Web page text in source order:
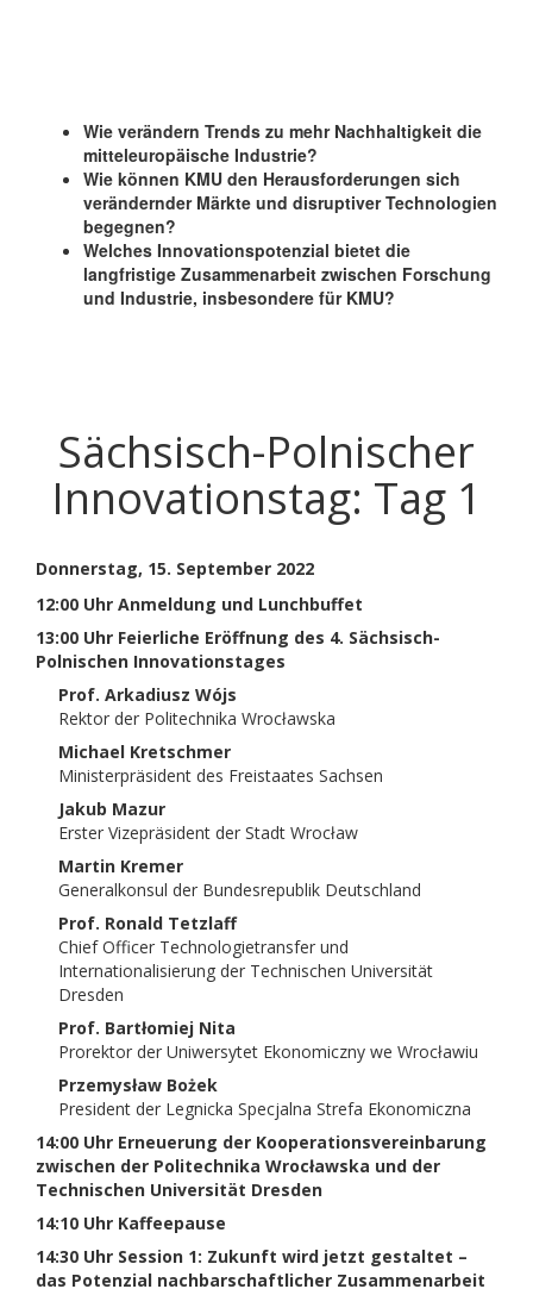
Wie verändern Trends zu mehr Nachhaltigkeit die
mitteleuropäische Industrie?
Wie können KMU den Herausforderungen sich
verändernder Märkte und disruptiver Technologien
begegnen?
Welches Innovationspotenzial bietet die
langfristige Zusammenarbeit zwischen Forschung
und Industrie, insbesondere für KMU?
Sächsisch-Polnischer
Innovationstag: Tag 1
Donnerstag, 15. September 2022
12:00 Uhr Anmeldung und Lunchbuffet
13:00 Uhr Feierliche Eröffnung des 4. Sächsisch-
Polnischen Innovationstages
Prof. Arkadiusz Wójs
Rektor der Politechnika Wrocławska
Michael Kretschmer
Ministerpräsident des Freistaates Sachsen
Jakub Mazur
Erster Vizepräsident der Stadt Wrocław
Martin Kremer
Generalkonsul der Bundesrepublik Deutschland
Prof. Ronald Tetzlaff
Chief Officer Technologietransfer und
Internationalisierung der Technischen Universität
Dresden
Prof. Bartłomiej Nita
Prorektor der Uniwersytet Ekonomiczny we Wrocławiu
Przemysław Bożek
President der Legnicka Specjalna Strefa Ekonomiczna
14:00 Uhr Erneuerung der Kooperationsvereinbarung
zwischen der Politechnika Wrocławska und der
Technischen Universität Dresden
14:10 Uhr Kaffeepause
14:30 Uhr Session 1: Zukunft wird jetzt gestaltet –
das Potenzial nachbarschaftlicher Zusammenarbeit